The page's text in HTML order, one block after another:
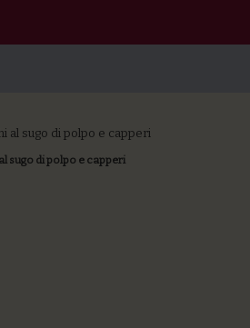
al sugo di polpo e capperi
sugo di polpo e capperi